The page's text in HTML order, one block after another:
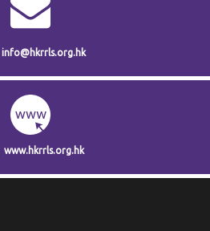
info@hkrrls.org.hk
www.hkrrls.org.hk